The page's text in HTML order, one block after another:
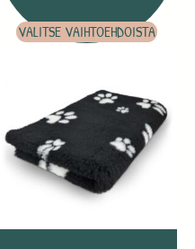
VALITSE VAIHTOEHDOISTA